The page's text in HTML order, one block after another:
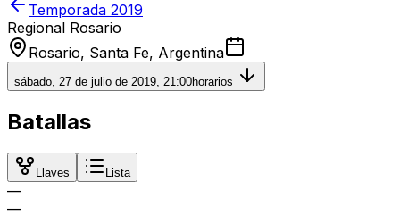
Temporada 2019
Regional Rosario
Rosario, Santa Fe, Argentina
sábado, 27 de julio de 2019, 21:00horarios
Batallas
Llaves Lista
—
—